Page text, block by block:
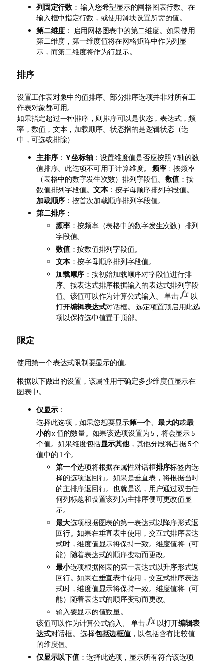
列固定行数： 输入您希望显示的网格图表行数。在
输入框中指定行数，或使用滑块设置所需的值。
第二维度 ： 启用网格图表中的第二维度。如果使用
第二维度，第一维度值将在网格矩阵中作为列显
示，而第二维度将作为行显示。
排序
设置工作表对象中的值排序。部分排序选项并非对所有工
作表对象都可用。
如果指定超过一种排序，则排序可以是状态，表达式，频
率，数值，文本，加载顺序。 状态指的是逻辑状态（选
中，可选或排除）
主排序： Y 坐标轴：设置维度值是否应按照 Y 轴的数
值排序。此选项不可用于计算维度。 频率：按频率
（表格中的数字发生次数）排列字段值。 数值 ：按
数值排列字段值。 文本：按字母顺序排列字段值。
加载顺序 ：按首次加载顺序排列字段值。
第二排序 ：
频率：按频率（表格中的数字发生次数）排列
字段值。
数值：按数值排列字段值。
文本：按字母顺序排列字段值。
加载顺序 ：按初始加载顺序对字段值进行排
序。按表达式排序根据输入的表达式排列字段
值。该值可以作为计算公式输入。 单击
以
打开编辑表达式对话框。 选定项置顶启用此选
项以保持选中值置于顶部。
限定
使用第一个表达式限制要显示的值。
根据以下做出的设置，该属性用于确定多少维度值显示在
图表中。
仅显示：
选择此选项，如果您想要显示第一个、 最大的或最
小的x 值的数量。如果该选项设置为 5，将会显示 5
个值。如果维度包括显示其他，其他分段将占据 5 个
值中的 1 个。
第一个选项将根据在属性对话框排序标签内选
择的选项返回行。如果是垂直表，将根据当时
的主排序返回行。也就是说，用户通过双击任
何列标题和设置该列为主排序便可更改值显
示。
最大选项根据图表的第一表达式以降序形式返
回行。如果在垂直表中使用，交互式排序表达
式时，维度值显示将保持一致。维度值将（可
能）随着表达式的顺序变动而更改。
最小选项根据图表的第一表达式以升序形式返
回行。如果在垂直表中使用，交互式排序表达
式时，维度值显示将保持一致。维度值将（可
能）随着表达式的顺序变动而更改。
输入要显示的值数量。
该值可以作为计算公式输入。 单击
以打开编辑表
达式对话框。 选择包括边框值，以包括含有比较值
的维度值。
仅显示以下值：选择此选项，显示所有符合该选项